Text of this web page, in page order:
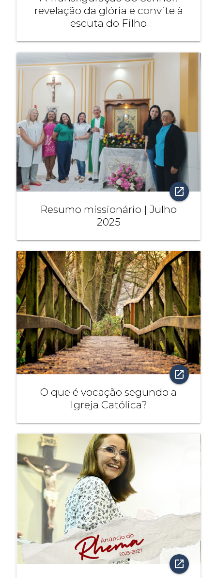
revelação da glória e convite à
escuta do Filho
open_in_new
Resumo missionário | Julho
2025
open_in_new
O que é vocação segundo a
Igreja Católica?
open_in_new